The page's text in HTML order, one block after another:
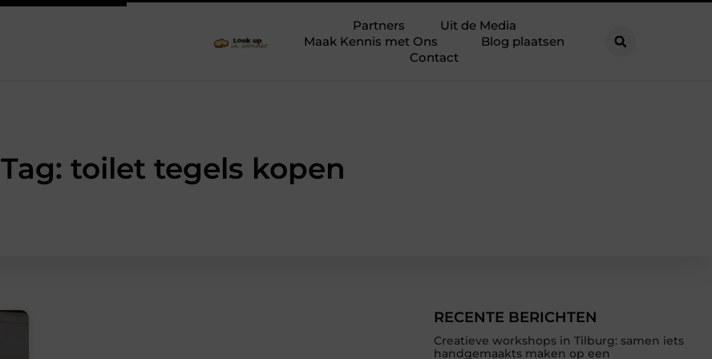
Partners
Uit de Media
Maak Kennis met Ons
Blog plaatsen
Contact
Tag: toilet tegels kopen
RECENTE BERICHTEN
Creatieve workshops in Tilburg: samen iets
handgemaakts maken op een